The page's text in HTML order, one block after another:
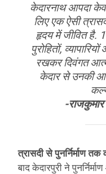
केदारनाथ आपदा
लिए एक ऐसी
हृदय में जीवित है.
पुरोहितों,
रखकर दिवंगत
केदार से उनकी
-राजकुमार
त्रासदी से पुनर्निर्माण
बाद केदारपुरी ने